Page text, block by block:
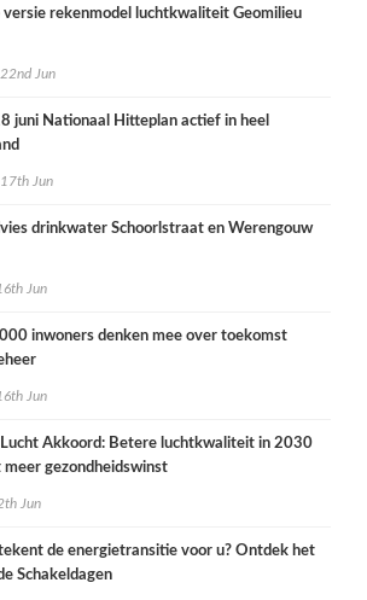
versie rekenmodel luchtkwaliteit Geomilieu
Jun
juni Nationaal Hitteplan actief in heel
Jun
drinkwater Schoorlstraat en Werengouw
Jun
inwoners denken mee over toekomst
Jun
Lucht Akkoord: Betere luchtkwaliteit in 2030
meer gezondheidswinst
Jun
de energietransitie voor u? Ontdek het
Schakeldagen